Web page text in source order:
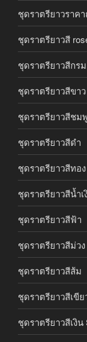
ชุดราตรียาวราค
ชุดราตรียาวสี
ชุดราตรียาวสีกรม
ชุดราตรียาวสีขาว
ชุดราตรียาวสีชมพู
ชุดราตรียาวสีดำ
ชุดราตรียาวสีทอง
ชุดราตรียาวสีน้ำเ
ชุดราตรียาวสีฟ้า
ชุดราตรียาวสีม่วง
ชุดราตรียาวสีส้ม
ชุดราตรียาวสีเขีย
ชุดราตรียาวสีเงิน